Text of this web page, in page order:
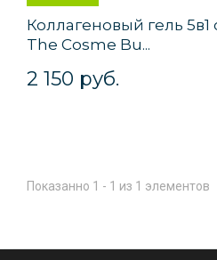
Коллагеновый гель 5в1
The Cosme Bu...
2 150 руб.
Показанно 1 - 1 из 1 элементов